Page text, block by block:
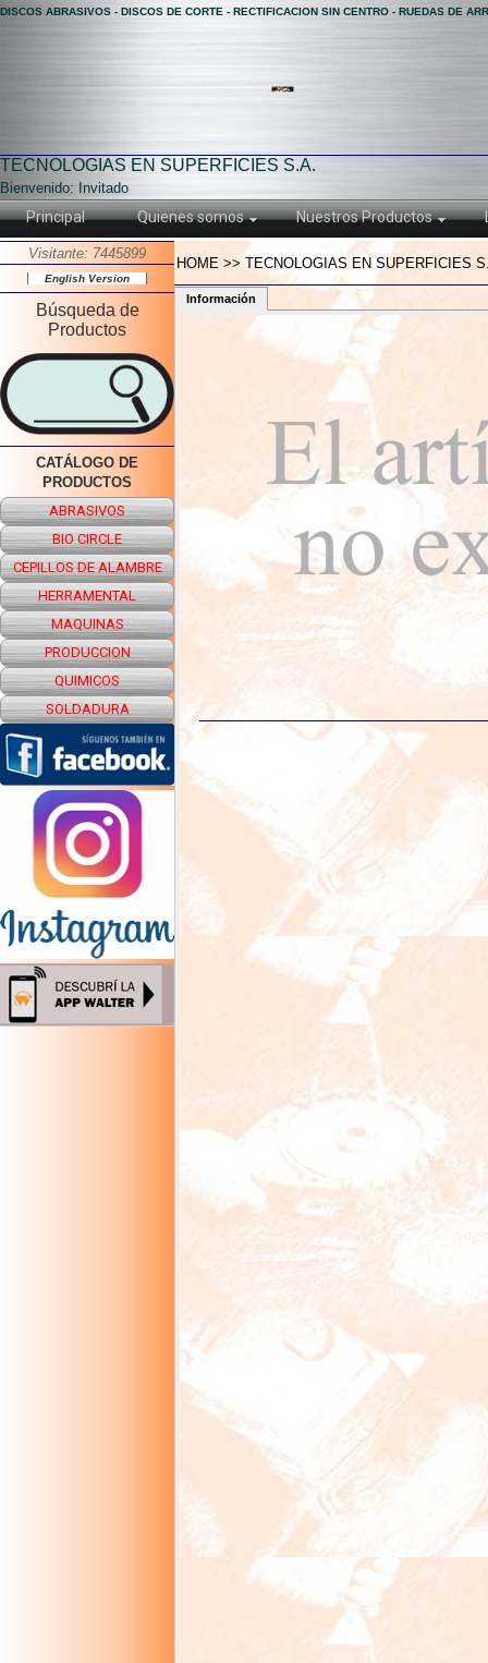
DISCOS ABRASIVOS - DISCOS DE CORTE - RECTIFICACION SIN CENTRO - RUEDAS DE
TECNOLOGIAS EN SUPERFICIES S.A.
Bienvenido: Invitado
Principal Quienes somos Nuestros Productos
Visitante: 7445899
English Version
Búsqueda de
Productos
CATÁLOGO DE
PRODUCTOS
ABRASIVOS
BIO CIRCLE
CEPILLOS DE ALAMBRE
HERRAMENTAL
MAQUINAS
PRODUCCION
QUIMICOS
SOLDADURA
HOME >> TECNOLOGIAS EN SUPERFICIES
Información